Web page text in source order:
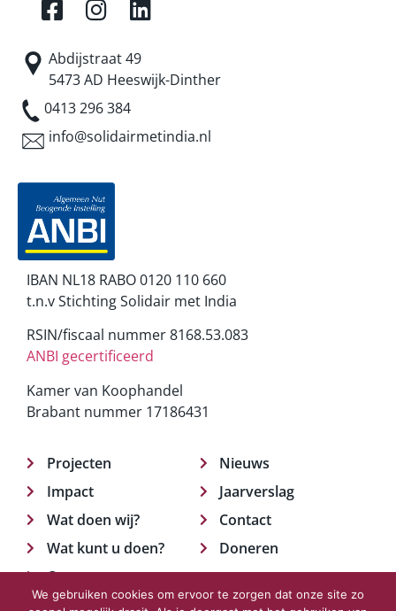
Abdijstraat 49
5473 AD Heeswijk-Dinther
0413 296 384
info@solidairmetindia.nl
IBAN NL18 RABO 0120 110 660
t.n.v Stichting Solidair met India
RSIN/fiscaal nummer 8168.53.083
ANBI gecertificeerd
Kamer van Koophandel
Brabant nummer 17186431
Projecten
Impact
Wat doen wij?
Wat kunt u doen?
Over ons
Nieuws
Jaarverslag
Contact
Doneren
We gebruiken cookies om ervoor te zorgen dat onze site zo